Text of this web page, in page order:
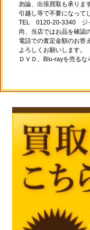
勿論、出張買取も承ります
引越し等で不要になって
TEL 0120-20-3340 ジ
尚、当店ではお品を確認
電話での査定金額のお答
よろしくお願いします。
ＤＶＤ、Blu-rayを売る